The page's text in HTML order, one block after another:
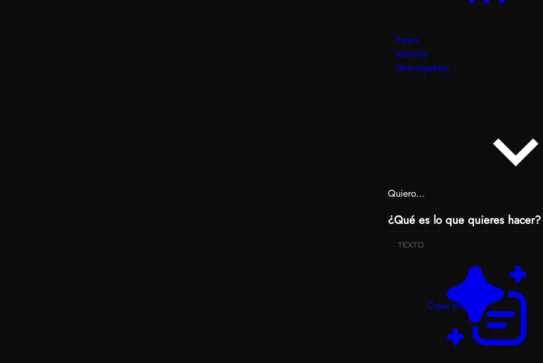
Pesos
abiertos
descargables
Quiero...
¿Qué es lo que quieres hacer?
TEXTO
Crear prompts